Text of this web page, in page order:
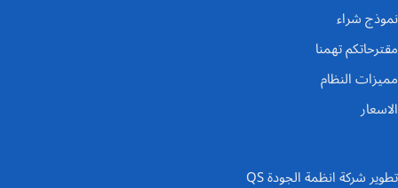
نموذج شراء
مقترحاتكم تهمنا
مميزات النظام
الاسعار
تطوير شركة انظمة الجودة QS